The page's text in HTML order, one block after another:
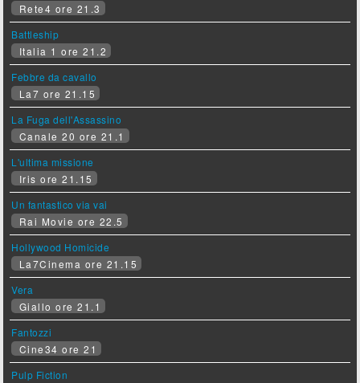
Rete4 ore 21.3
Battleship
Italia 1 ore 21.2
Febbre da cavallo
La7 ore 21.15
La Fuga dell'Assassino
Canale 20 ore 21.1
L'ultima missione
Iris ore 21.15
Un fantastico via vai
Rai Movie ore 22.5
Hollywood Homicide
La7Cinema ore 21.15
Vera
Giallo ore 21.1
Fantozzi
Cine34 ore 21
Pulp Fiction